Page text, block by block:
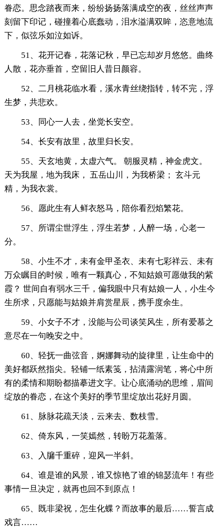
眷恋。思念踏夜而来，纷纷扬扬落满成空的夜，丝丝声声
刻留下印记，碰撞着心底蠢动，泪水溢满双眸，恣意地流
下，似弦乐如泣如诉。
51、花开记春，花落记秋，早已忘却岁月悠悠。曲终
人散，花亦垂首，空留旧人昔日颜容。
52、二月桃花临水看，溪水青丝绕指转，转不完，浮
生梦，共悲欢。
53、同心一人去，坐觉长安空。
54、长安有故里，故里归长安。
55、天玄地黄，太虚六气。 朝服灵精，神金虎文。
天为我屋，地为我床， 五岳山川，为我桥梁； 玄斗元
精，为我衣裳。
56、愿此生有人鲜衣怒马，陪你看烈焰繁花。
57、所谓尘世浮生，浮生若梦，人醉一场，心老一
分。
58、小生不才，未有金甲圣衣、未有七彩祥云、未有
万众瞩目的时候，唯有一颗真心，不知姑娘可愿做我的紫
霞？ 世间自有弱水三千，偏我眼中只有姑娘一人，小生今
生所求，只愿能与姑娘并肩赏星辰，携手度余生。
59、小女子不才，没能与公司谈笑风生，所有爱慕之
意尽在一句晚安之中。
60、轻抚一曲弦音，婀娜舞动的旋律里，让生命中的
美好都跃然指尖。轻铺一纸素笺，拈清露润笔，将心中所
有的柔情和期盼都描摹进文字。让心底涌动的思维，眉间
绽放的眷恋，在这个美好的季节里绽放出花好月圆。
61、脉脉花疏天淡，云来去、数枝雪。
62、倚东风，一笑嫣然，转盼万花羞落。
63、入牖千重碎，迎风一半斜。
64、谁是谁的风景，谁又惊艳了谁的锦瑟流年！有些
事情一旦决定，就再也回不到原点！
65、既非梁祝，怎生化蝶？而故事的最后……誓言成
戏言……